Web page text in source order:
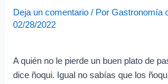
Deja un comentario / PorGastronomía
02/28/2022
A quién no le pierde un buen plato de
dice ñoqui. Igual no sabías que los
n
d
c
o